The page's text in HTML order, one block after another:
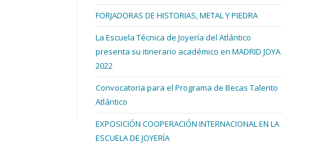
FORJADORAS DE HISTORIAS, METAL Y PIEDRA
La Escuela Técnica de Joyería del Atlántico
presenta su itinerario académico en MADRID JOYA
2022
Convocatoria para el Programa de Becas Talento
Atlántico
EXPOSICIÓN COOPERACIÓN INTERNACIONAL EN LA
ESCUELA DE JOYERÍA